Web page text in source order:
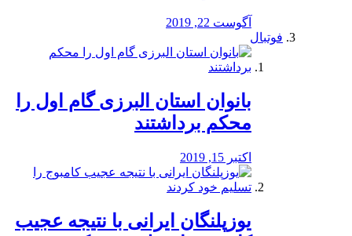
آگوست 22, 2019
فوتبال
بانوان استان البرزی گام اول را
محكم برداشتند
اکتبر 15, 2019
یوزپلنگان ایرانی با نتیجه عجیب